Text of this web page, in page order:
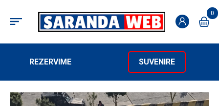
0
REZERVIME SUVENIRE